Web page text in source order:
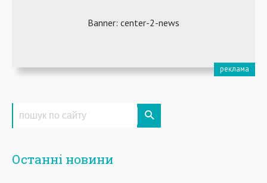
Останні новини